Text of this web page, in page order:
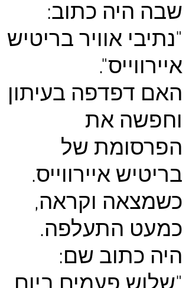
שבה היה כתוב:
"נתיבי אוויר בריטיש
איירווייס".
האם דפדפה בעיתון
וחפשה את
הפרסומת של
בריטיש איירווייס.
כשמצאה וקראה,
כמעט התעלפה.
היה כתוב שם: